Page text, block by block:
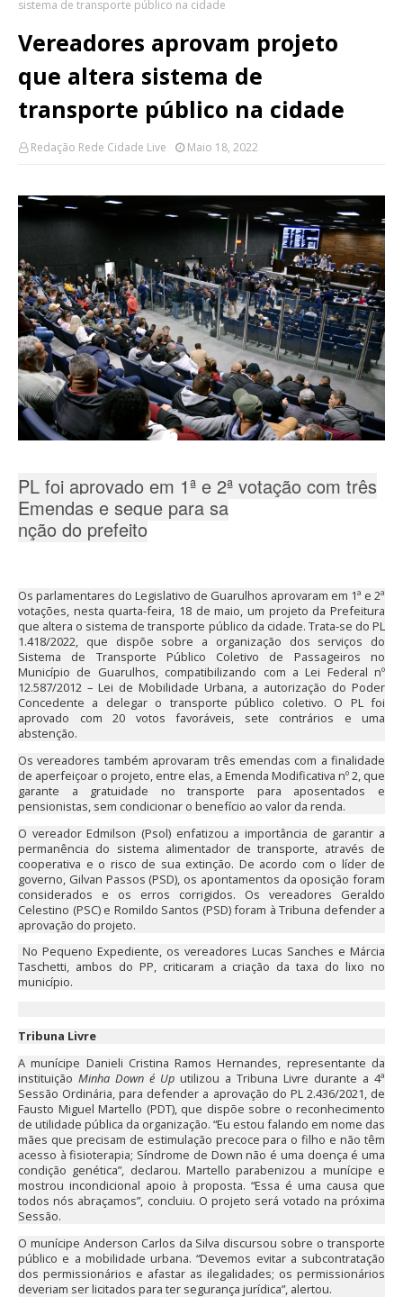
sistema de transporte público na cidade
Vereadores aprovam projeto
que altera sistema de
transporte público na cidade
Redação Rede Cidade Live Maio 18, 2022
PL foi aprovado em 1ª e 2ª votação com três
Emendas e segue para sa
nção do prefeito
Os parlamentares do Legislativo de Guarulhos aprovaram em 1ª e 2ª
votações, nesta quarta-feira, 18 de maio, um projeto da Prefeitura
que altera o sistema de transporte público da cidade. Trata-se do PL
1.418/2022, que dispõe sobre a organização dos serviços do
Sistema de Transporte Público Coletivo de Passageiros no
Município de Guarulhos, compatibilizando com a Lei Federal nº
12.587/2012 – Lei de Mobilidade Urbana, a autorização do Poder
Concedente a delegar o transporte público coletivo. O PL foi
aprovado com 20 votos favoráveis, sete contrários e uma
abstenção.
Os vereadores também aprovaram três emendas com a finalidade
de aperfeiçoar o projeto, entre elas, a Emenda Modificativa nº 2, que
garante a gratuidade no transporte para aposentados e
pensionistas, sem condicionar o benefício ao valor da renda.
O vereador Edmilson (Psol) enfatizou a importância de garantir a
permanência do sistema alimentador de transporte, através de
cooperativa e o risco de sua extinção. De acordo com o líder de
governo, Gilvan Passos (PSD), os apontamentos da oposição foram
considerados e os erros corrigidos. Os vereadores Geraldo
Celestino (PSC) e Romildo Santos (PSD) foram à Tribuna defender a
aprovação do projeto.
No Pequeno Expediente, os vereadores Lucas Sanches e Márcia
Taschetti, ambos do PP, criticaram a criação da taxa do lixo no
município.
Tribuna Livre
A munícipe Danieli Cristina Ramos Hernandes, representante da
instituição Minha Down é Up utilizou a Tribuna Livre durante a 4ª
Sessão Ordinária, para defender a aprovação do PL 2.436/2021, de
Fausto Miguel Martello (PDT), que dispõe sobre o reconhecimento
de utilidade pública da organização. “Eu estou falando em nome das
mães que precisam de estimulação precoce para o filho e não têm
acesso à fisioterapia; Síndrome de Down não é uma doença é uma
condição genética”, declarou. Martello parabenizou a munícipe e
mostrou incondicional apoio à proposta. “Essa é uma causa que
todos nós abraçamos”, concluiu. O projeto será votado na próxima
Sessão.
O munícipe Anderson Carlos da Silva discursou sobre o transporte
público e a mobilidade urbana. “Devemos evitar a subcontratação
dos permissionários e afastar as ilegalidades; os permissionários
deveriam ser licitados para ter segurança jurídica”, alertou.